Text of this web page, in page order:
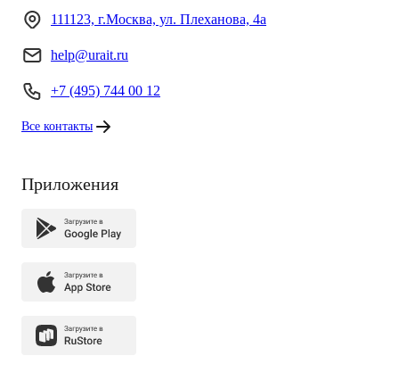
111123, г.Москва, ул. Плеханова, 4а
help@urait.ru
+7 (495) 744 00 12
Все контакты
Приложения